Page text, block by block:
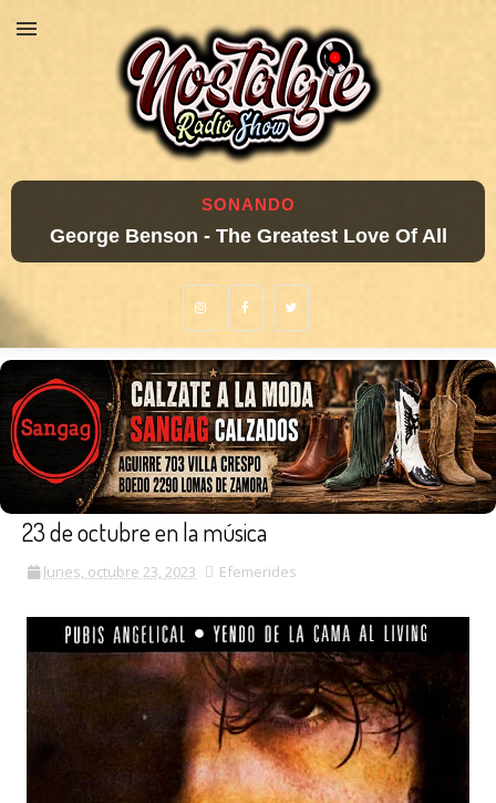
SONANDO
George Benson - The Greatest Love Of All
23 de octubre en la música
lunes, octubre 23, 2023 Efemerides